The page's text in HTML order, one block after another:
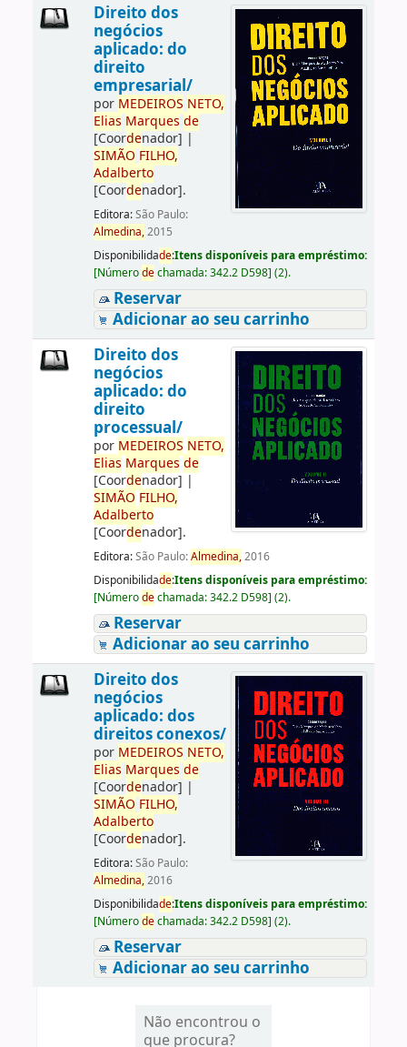
Direito dos
negócios
aplicado: do
direito
empresarial/
por MEDEIROS NETO,
Elias Marques de
[Coordenador] |
SIMÃO FILHO,
Adalberto
[Coordenador].
Editora:São Paulo:
Almedina,2015
Disponibilidade:Itens disponíveis para empréstimo:
[Númerodechamada:342.2 D598] (2).
Reservar
Adicionar ao seu carrinho
Direito dos
negócios
aplicado: do
direito
processual/
por MEDEIROS NETO,
Elias Marques de
[Coordenador] |
SIMÃO FILHO,
Adalberto
[Coordenador].
Editora:São Paulo:Almedina,2016
Disponibilidade:Itens disponíveis para empréstimo:
[Númerodechamada:342.2 D598] (2).
Reservar
Adicionar ao seu carrinho
Direito dos
negócios
aplicado: dos
direitos conexos/
por MEDEIROS NETO,
Elias Marques de
[Coordenador] |
SIMÃO FILHO,
Adalberto
[Coordenador].
Editora:São Paulo:
Almedina,2016
Disponibilidade:Itens disponíveis para empréstimo:
[Númerodechamada:342.2 D598] (2).
Reservar
Adicionar ao seu carrinho
Não encontrou o
que procura?